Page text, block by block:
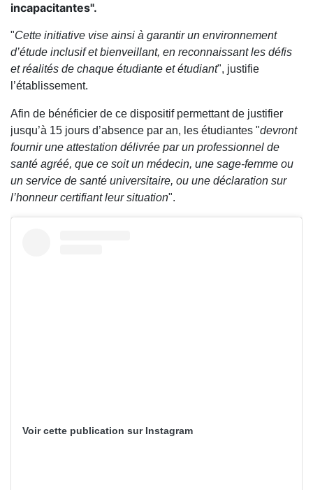
incapacitantes".
"Cette initiative vise ainsi à garantir un environnement
d’étude inclusif et bienveillant, en reconnaissant les défis
et réalités de chaque étudiante et étudiant", justifie
l’établissement.
Afin de bénéficier de ce dispositif permettant de justifier
jusqu’à 15 jours d’absence par an, les étudiantes "devront
fournir une attestation délivrée par un professionnel de
santé agréé, que ce soit un médecin, une sage-femme ou
un service de santé universitaire, ou une déclaration sur
l’honneur certifiant leur situation".
Voir cette publication sur Instagram